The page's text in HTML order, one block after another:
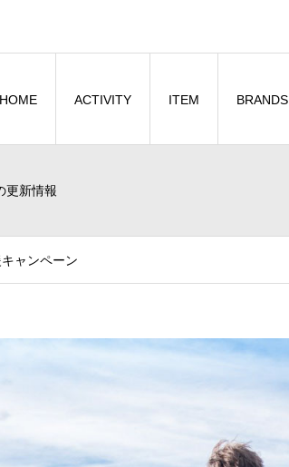
HOME ACTIVITY ITEM BRANDS
更新情報
ャンペーン